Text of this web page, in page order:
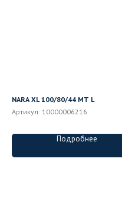
NARA XL 100/80/44 MT L
Артикул: 10000006216
Подробнее